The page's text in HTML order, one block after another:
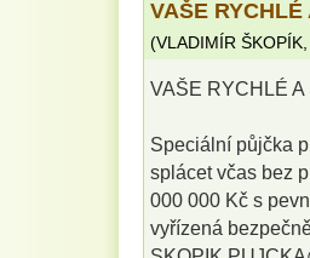
VAŠE
(VLADIMÍR ŠKOPÍK
VAŠE RYCHLÉ
Speciální půjčka
splácet včas bez
000 000 Kč s
vyřízená